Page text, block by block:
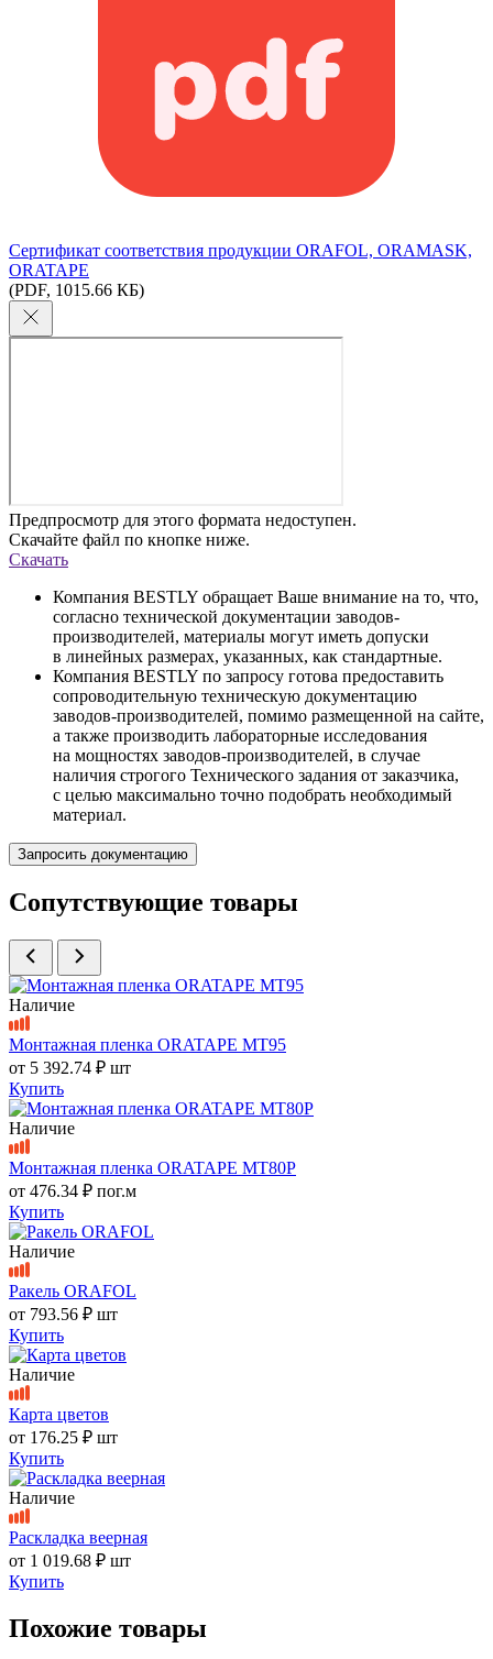
Сертификат соответствия продукции ORAFOL, ORAMASK,
ORATAPE
(PDF, 1015.66 КБ)
Предпросмотр для этого формата недоступен.
Скачайте файл по кнопке ниже.
Скачать
Компания BESTLY обращает Ваше внимание на то, что,
согласно технической документации заводов-
производителей, материалы могут иметь допуски
в линейных размерах, указанных, как стандартные.
Компания BESTLY по запросу готова предоставить
сопроводительную техническую документацию
заводов-производителей, помимо размещенной на сайте,
а также производить лабораторные исследования
на мощностях заводов-производителей, в случае
наличия строгого Технического задания от заказчика,
с целью максимально точно подобрать необходимый
материал.
Запросить документацию
Сопутствующие товары
Наличие
Монтажная пленка ORATAPE MT95
от 5 392.74 ₽ шт
Купить
Наличие
Монтажная пленка ORATAPE MT80P
от 476.34 ₽ пог.м
Купить
Наличие
Ракель ORAFOL
от 793.56 ₽ шт
Купить
Наличие
Карта цветов
от 176.25 ₽ шт
Купить
Наличие
Раскладка веерная
от 1 019.68 ₽ шт
Купить
Похожие товары